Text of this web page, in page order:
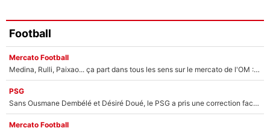
Football
Mercato Football
Medina, Rulli, Paixao... ça part dans tous les sens sur le mercato de l'OM : Frank McCourt va enfin récupérer l'argent qu'il attend ?
PSG
Sans Ousmane Dembélé et Désiré Doué, le PSG a pris une correction face à Majorque : Luis Enrique attend avec impatience des renforts !
Mercato Football